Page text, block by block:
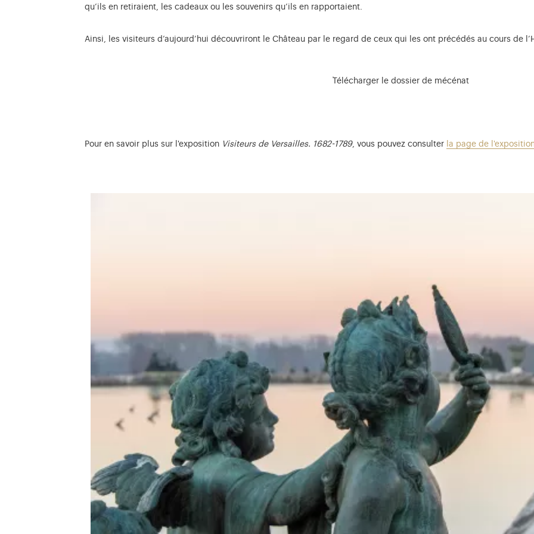
qu’ils en retiraient, les cadeaux ou les souvenirs qu’ils en rapportaient.
Ainsi, les visiteurs d’aujourd’hui découvriront le Château par le regard de ceux qui les ont précédés au cours de
Télécharger le dossier de mécénat
Pour en savoir plus sur l'exposition Visiteurs de Versailles. 1682-1789, vous pouvez consulter la page de